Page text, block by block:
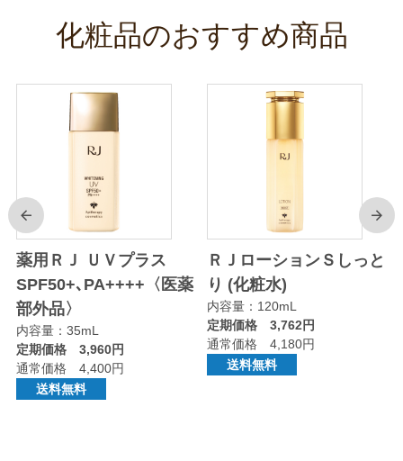
化粧品のおすすめ商品
前
薬用ＲＪ ＵＶプラス
SPF50+､PA++++〈医薬
部外品〉
内容量：35mL
定期価格 3,960円
通常価格 4,400円
送料無料
ＲＪローションＳしっと
り (化粧水)
内容量：120mL
定期価格 3,762円
通常価格 4,180円
送料無料
次